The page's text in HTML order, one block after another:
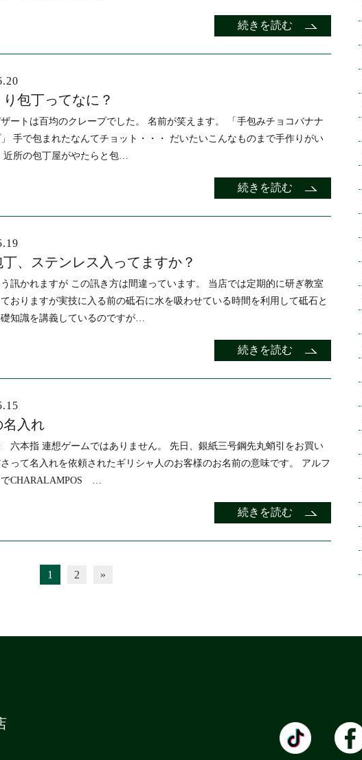
続きを読む
包丁ってなに？
ートは百均のクレープでした。 名前が笑えます。 「手包みチョコバナナ
手で包まれたなんてチョット・・・ だいたいこんなものまで手作りがい
近所の包丁屋がやたらと包…
続きを読む
丁、ステンレス入ってますか？
訊かれますが この訊き方は間違っています。 当店では定期的に研ぎ教室
おりますが実技に入る前の砥石に水を吸わせている時間を利用して砥石と
知識を講義しているのですが…
続きを読む
名入れ
本指 連想ゲームではありません。 先日、銀紙三号鋼先丸蛸引をお買い
さって名入れを依頼されたギリシャ人のお客様のお名前の意味です。 アルフ
でCHARALAMPOS …
続きを読む
1 2 »